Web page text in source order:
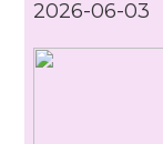
2026-06-03